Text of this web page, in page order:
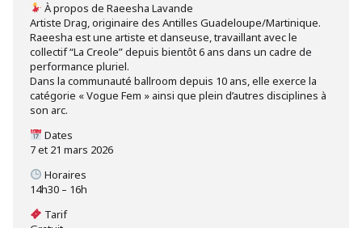
À propos de Raeesha Lavande
Artiste Drag, originaire des Antilles Guadeloupe/Martinique.
Raeesha est une artiste et danseuse, travaillant avec le
collectif “La Creole” depuis bientôt 6 ans dans un cadre de
performance pluriel.
Dans la communauté ballroom depuis 10 ans, elle exerce la
catégorie « Vogue Fem » ainsi que plein d’autres disciplines à
son arc.
Dates
7 et 21 mars 2026
Horaires
14h30 – 16h
Tarif